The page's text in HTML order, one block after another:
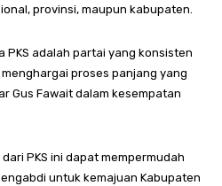
provinsi, maupun kabupaten.
PKS adalah partai yang konsisten
proses panjang yang
Gus Fawait dalam kesempatan
PKS ini dapat mempermudah
untuk kemajuan Kabupaten